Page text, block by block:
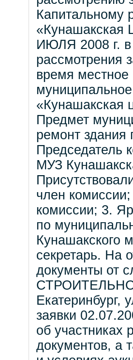
Капитальному
«Кунашакская
ИЮЛЯ 2008 г. в
рассмотрения
время местное
«Кунашакская
Предмет
ремонт
Председатель
МУЗ
член
комиссии; 3.
по
Кунашакского
секретарь. На
документы от
Екатеринбург,
заявки
об участниках
документов, а